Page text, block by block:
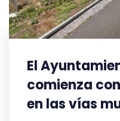
El
comienza
en las vías